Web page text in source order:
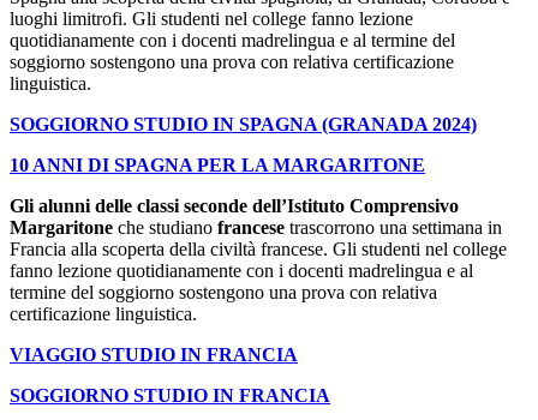
luoghi limitrofi. Gli studenti nel college fanno lezione
quotidianamente con i docenti madrelingua e al termine del
soggiorno sostengono una prova con relativa certificazione
linguistica.
SOGGIORNO STUDIO IN SPAGNA (GRANADA 2024)
10 ANNI DI SPAGNA PER LA MARGARITONE
Gli alunni delle classi seconde dell’Istituto Comprensivo
Margaritone che studiano francese trascorrono una settimana in
Francia alla scoperta della civiltà francese. Gli studenti nel college
fanno lezione quotidianamente con i docenti madrelingua e al
termine del soggiorno sostengono una prova con relativa
certificazione linguistica.
VIAGGIO STUDIO IN FRANCIA
SOGGIORNO STUDIO IN FRANCIA